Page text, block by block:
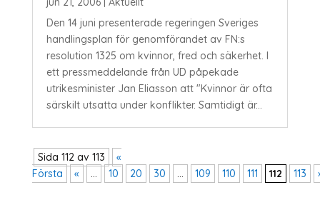
Den 14 juni presenterade regeringen Sveriges
handlingsplan för genomförandet av FN:s
resolution 1325 om kvinnor, fred och säkerhet. I
ett pressmeddelande från UD påpekade
utrikesminister Jan Eliasson att "Kvinnor är ofta
särskilt utsatta under konflikter. Samtidigt är...
Sida 112 av 113
«
Första
« ... 10 20 30 ... 109 110 111 112 113